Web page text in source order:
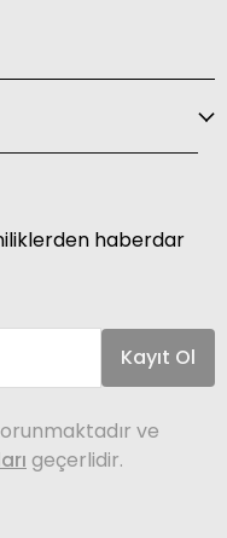
haberdar
Kayıt Ol
ve
geçerlidir.